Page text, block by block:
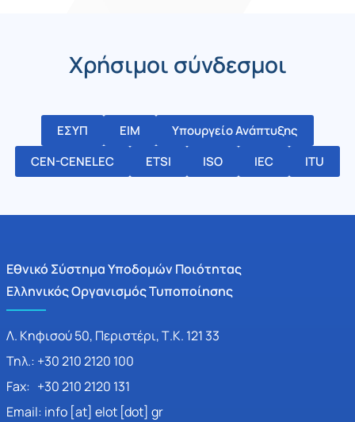
Χρήσιμοι σύνδεσμοι
ΕΣΥΠ ΕΙΜ
Υπουργείο Ανάπτυξης
CEN-CENELEC
ETSI ISO IEC ITU
Εθνικό Σύστημα Υποδομών Ποιότητας
Ελληνικός Οργανισμός Τυποποίησης
Λ. Κηφισού 50, Περιστέρι, Τ.Κ. 121 33
Τηλ.: +30 210 2120 100
Fax: +30 210 2120 131
Email: info [at] elot [dot] gr